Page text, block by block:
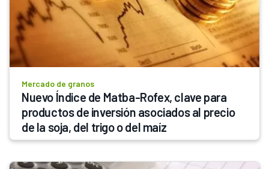
Mercado de granos
Nuevo Índice de Matba-Rofex, clave para
productos de inversión asociados al precio
de la soja, del trigo o del maíz